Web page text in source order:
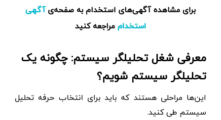
برای مشاهده آگهی‌های استخدام به صفحه‌یآگهی
استخدام مراجعه کنید
معرفی شغل تحلیلگر سیستم:‌ چگونه یک
تحلیلگر سیستم شویم؟
این‌ها مراحلی هستند که باید برای انتخاب حرفه تحلیل
سیستم طی کنید.